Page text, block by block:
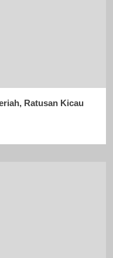
Ratusan Kicau